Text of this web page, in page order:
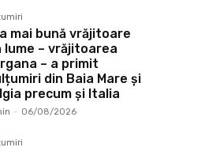
mai bună vrăjitoare
lume – vrăjitoarea
– a primit
din Baia Mare și
precum și Italia
- 06/08/2026